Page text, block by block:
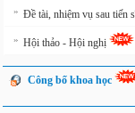
» Đề tài, nhiệm vụ sau tiến
» Hội thảo - Hội nghị
Công bố khoa học